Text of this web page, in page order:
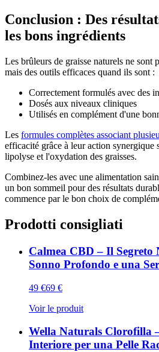
Conclusion : Des
les bons ingrédients
Les brûleurs de graisse naturels ne sont
mais des outils efficaces quand ils sont :
Correctement formulés avec des
Dosés aux niveaux cliniques
Utilisés en complément d'une
Les formules complètes associant
efficacité grâce à leur action synergique
lipolyse et l'oxydation des graisses.
Combinez-les avec une alimentation
un bon sommeil pour des résultats
commence par le bon choix de
Prodotti consigliati
Calmea CBD – Il Segreto
Sonno Profondo e una
49 €69 €
Voir le produit
Wella Naturals Clorofilla
Interiore per una Pelle